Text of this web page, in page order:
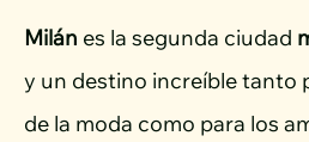
Milán es la segunda ciudad
y un destino increíble tanto
de la moda como para los